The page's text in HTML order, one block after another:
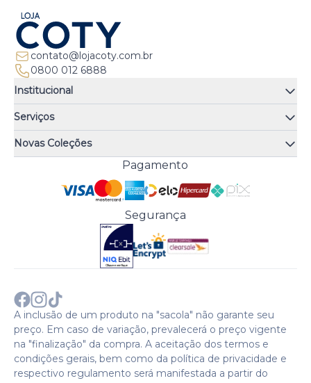
contato@lojacoty.com.br
0800 012 6888
Institucional
Quem somos
Quiz de fragrâncias
Trocas e Devoluções
Troque Fácil
Perguntas Frequentes
Política de Pagamento
Política de Entrega
Política de Privacidade
Comprar com CNPJ?
Sobre a COTY no mundo
Serviços
Atendimento
Meus Pedidos
Trabalhe Conosco
Preferências de Cookies
Novas Coleções
Cenoura & Bronze
Pagamento
Segurança
A inclusão de um produto na "sacola" não garante seu
preço. Em caso de variação, prevalecerá o preço vigente
na "finalização" da compra. A aceitação dos termos e
condições gerais, bem como da política de privacidade e
respectivo regulamento será manifestada a partir do